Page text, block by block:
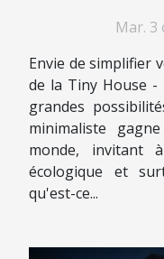
Mar. 3
Envie de simplifier
de la Tiny House
grandes
minimaliste
monde, invitant
écologique et
qu'est-ce...